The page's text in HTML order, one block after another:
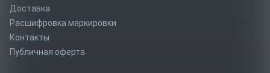
Доставка
Расшифровка маркировки
Контакты
Публичная оферта